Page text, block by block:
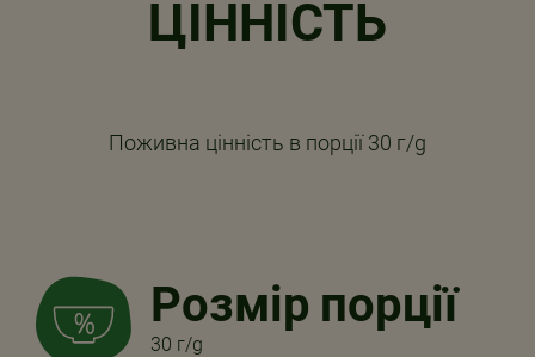
ЦІННІСТЬ
Поживна цінність в порції 30 г/g
Розмір порції
30 г/g